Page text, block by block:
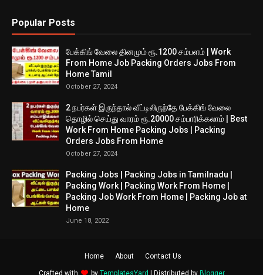
Popular Posts
பேக்கிங் வேலை தினமும் ரூ.1200 சம்பளம் | Work
From Home Job Packing Orders Jobs From
Home Tamil
October 27, 2024
2 நபர்கள் இருந்தால் வீட்டிலிருந்தே பேக்கிங் வேலை
தொழில் செய்து வாரம் ரூ.20000 சம்பாரிக்கலாம் | Best
Work From Home Packing Jobs | Packing
Orders Jobs From Home
October 27, 2024
Packing Jobs | Packing Jobs in Tamilnadu |
Packing Work | Packing Work From Home |
Packing Job Work From Home | Packing Job at
Home
June 18, 2022
Home About Contact Us
Crafted with by TemplatesYard | Distributed by Blogger